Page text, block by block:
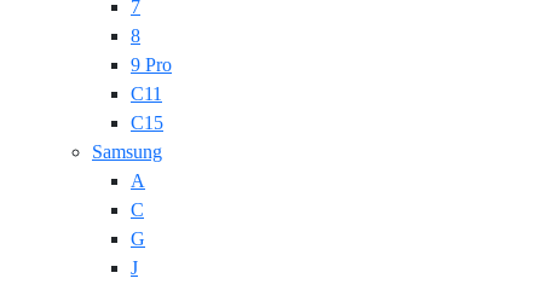
7
8
9 Pro
C11
C15
Samsung
A
C
G
J